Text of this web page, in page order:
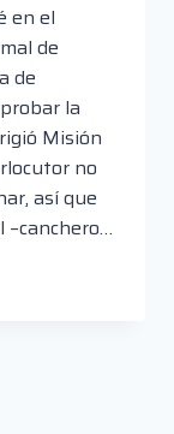
en el
de
de
la
Misión
no
así que
–canchero…